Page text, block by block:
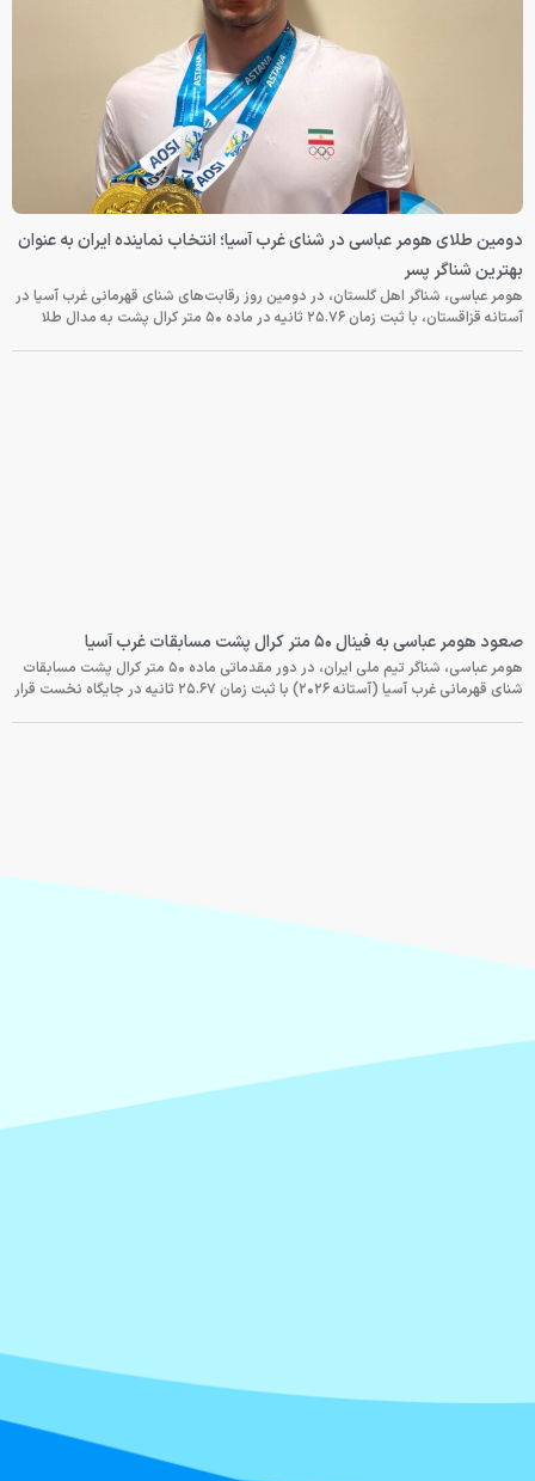
دومین طلای هومر عباسی در شنای غرب آسیا؛ انتخاب نماینده ایران به عنوان
بهترین شناگر پسر
هومر عباسی، شناگر اهل گلستان، در دومین روز رقابت‌های شنای قهرمانی غرب آسیا در
آستانه قزاقستان، با ثبت زمان ۲۵.۷۶ ثانیه در ماده ۵۰ متر کرال پشت به مدال طلا
صعود هومر عباسی به فینال ۵۰ متر کرال پشت مسابقات غرب آسیا
هومر عباسی، شناگر تیم ملی ایران، در دور مقدماتی ماده ۵۰ متر کرال پشت مسابقات
شنای قهرمانی غرب آسیا (آستانه ۲۰۲۶) با ثبت زمان ۲۵.۶۷ ثانیه در جایگاه نخست قرار